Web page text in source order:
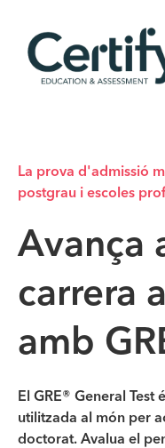
La prova d'admissió
postgrau i escoles
Avança
carrera
amb
El GRE® General
utilitzada al món per
doctorat. Avalua el